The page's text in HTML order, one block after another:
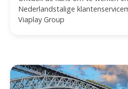
Nederlandstalige
Viaplay Group